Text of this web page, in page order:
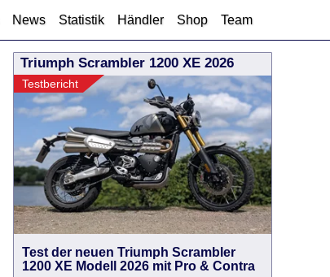
News Statistik Händler Shop Team
Triumph Scrambler 1200 XE 2026
Testbericht
Test der neuen Triumph Scrambler
1200 XE Modell 2026 mit Pro & Contra